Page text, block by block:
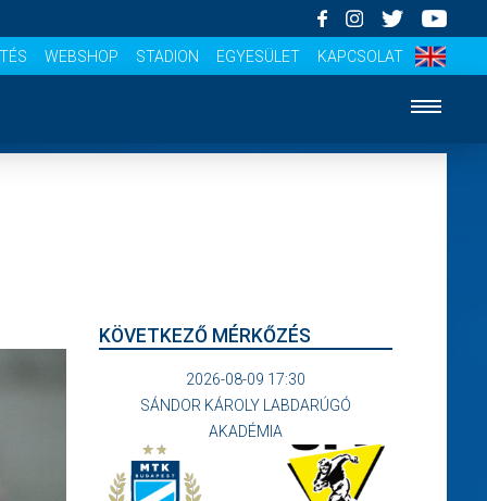
WEBSHOP STADION EGYESÜLET KAPCSOLAT
KÖVETKEZŐ MÉRKŐZÉS
2026-08-09 17:30
SÁNDOR KÁROLY LABDARÚGÓ
AKADÉMIA